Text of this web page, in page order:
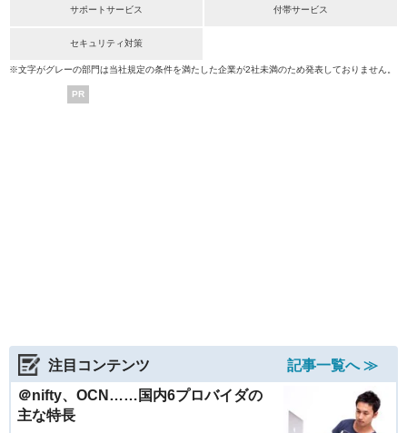
サポートサービス 付帯サービス
セキュリティ対策
※文字がグレーの部門は当社規定の条件を満たした企業が2社未満のため発表しておりません。
PR
注目コンテンツ
記事一覧へ ≫
＠nifty、OCN……国内6プロバイダの
主な特長